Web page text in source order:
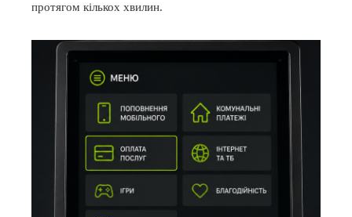
протягом кількох хвилин.